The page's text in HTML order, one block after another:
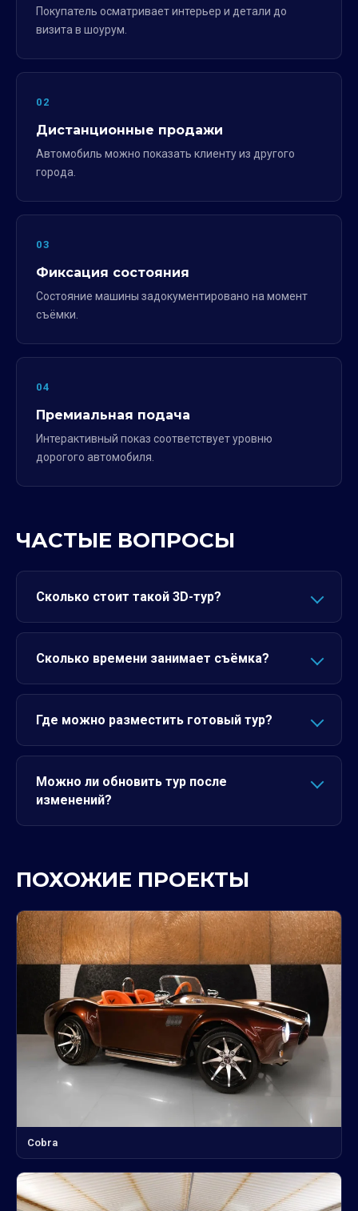
Покупатель осматривает интерьер и детали до
визита в шоурум.
02
Дистанционные продажи
Автомобиль можно показать клиенту из другого
города.
03
Фиксация состояния
Состояние машины задокументировано на момент
съёмки.
04
Премиальная подача
Интерактивный показ соответствует уровню
дорогого автомобиля.
ЧАСТЫЕ ВОПРОСЫ
Сколько стоит такой 3D-тур?
Сколько времени занимает съёмка?
Где можно разместить готовый тур?
Можно ли обновить тур после
изменений?
ПОХОЖИЕ ПРОЕКТЫ
Cobra